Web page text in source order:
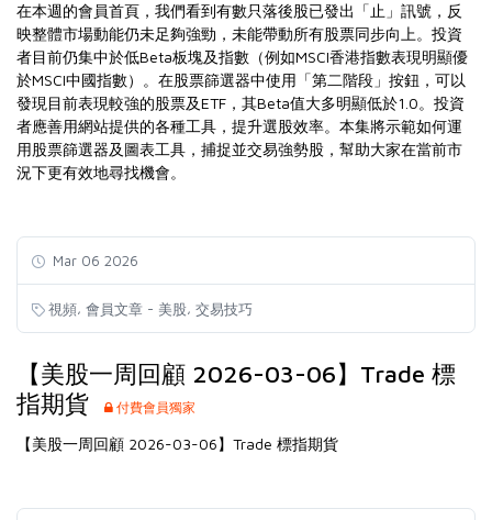
在本週的會員首頁，我們看到有數只落後股已發出「止」訊號，反
映整體市場動能仍未足夠強勁，未能帶動所有股票同步向上。投資
者目前仍集中於低Beta板塊及指數（例如MSCI香港指數表現明顯優
於MSCI中國指數）。在股票篩選器中使用「第二階段」按鈕，可以
發現目前表現較強的股票及ETF，其Beta值大多明顯低於1.0。投資
者應善用網站提供的各種工具，提升選股效率。本集將示範如何運
用股票篩選器及圖表工具，捕捉並交易強勢股，幫助大家在當前市
況下更有效地尋找機會。
Mar 06 2026
視頻, 會員文章 - 美股, 交易技巧
【美股一周回顧 2026-03-06】Trade 標
指期貨
付費會員獨家
【美股一周回顧 2026-03-06】Trade 標指期貨